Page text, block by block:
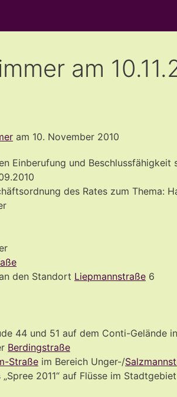
am
am 10. November 2010
Einberufung und Beschlussfähigkeit
des Rates zum Thema:
den Standort Liepmannstraße 6
44 und 51 auf dem Conti-Gelände
Berdingstraße
Straße im Bereich Unger-/
2011“ auf Flüsse im